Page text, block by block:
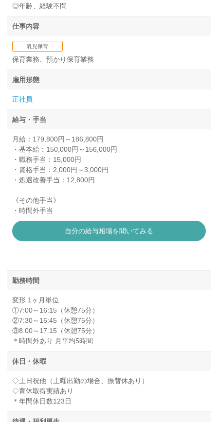
◎年齢、経験不問
仕事内容
乳児保育
保育業務、預かり保育業務
雇用形態
正社員
給与・手当
月給：179,800円～186,800円
・基本給：150,000円～156,000円
・職務手当：15,000円
・資格手当：2,000円～3,000円
・処遇改善手当：12,800円
《その他手当》
・時間外手当
自分の給与相場を聞いてみる
勤務時間
変形 1ヶ月単位
①7:00～16:15（休憩75分）
②7:30～16:45（休憩75分）
③8:00～17:15（休憩75分）
＊時間外あり:月平均5時間
休日・休暇
◇土日祝他（土曜出勤の場合、振替休あり）
◇育休取得実績あり
＊年間休日数123日